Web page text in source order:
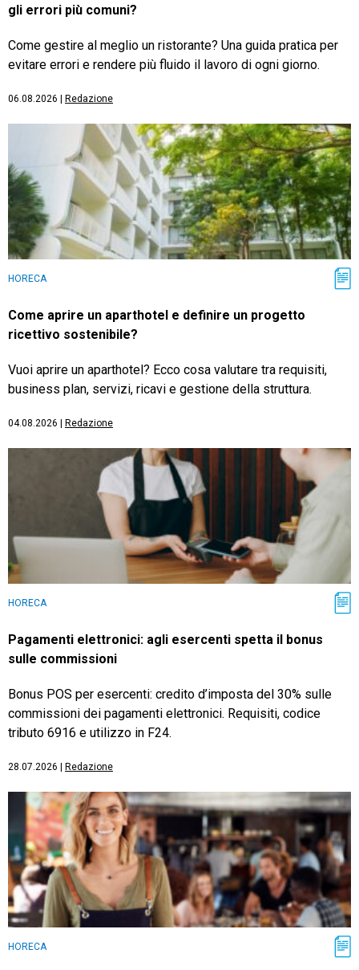
gli errori più comuni?
Come gestire al meglio un ristorante? Una guida pratica per
evitare errori e rendere più fluido il lavoro di ogni giorno.
06.08.2026 Redazione
HORECA
Come aprire un aparthotel e definire un progetto
ricettivo sostenibile?
Vuoi aprire un aparthotel? Ecco cosa valutare tra requisiti,
business plan, servizi, ricavi e gestione della struttura.
04.08.2026 Redazione
HORECA
Pagamenti elettronici: agli esercenti spetta il bonus
sulle commissioni
Bonus POS per esercenti: credito d’imposta del 30% sulle
commissioni dei pagamenti elettronici. Requisiti, codice
tributo 6916 e utilizzo in F24.
28.07.2026 Redazione
HORECA